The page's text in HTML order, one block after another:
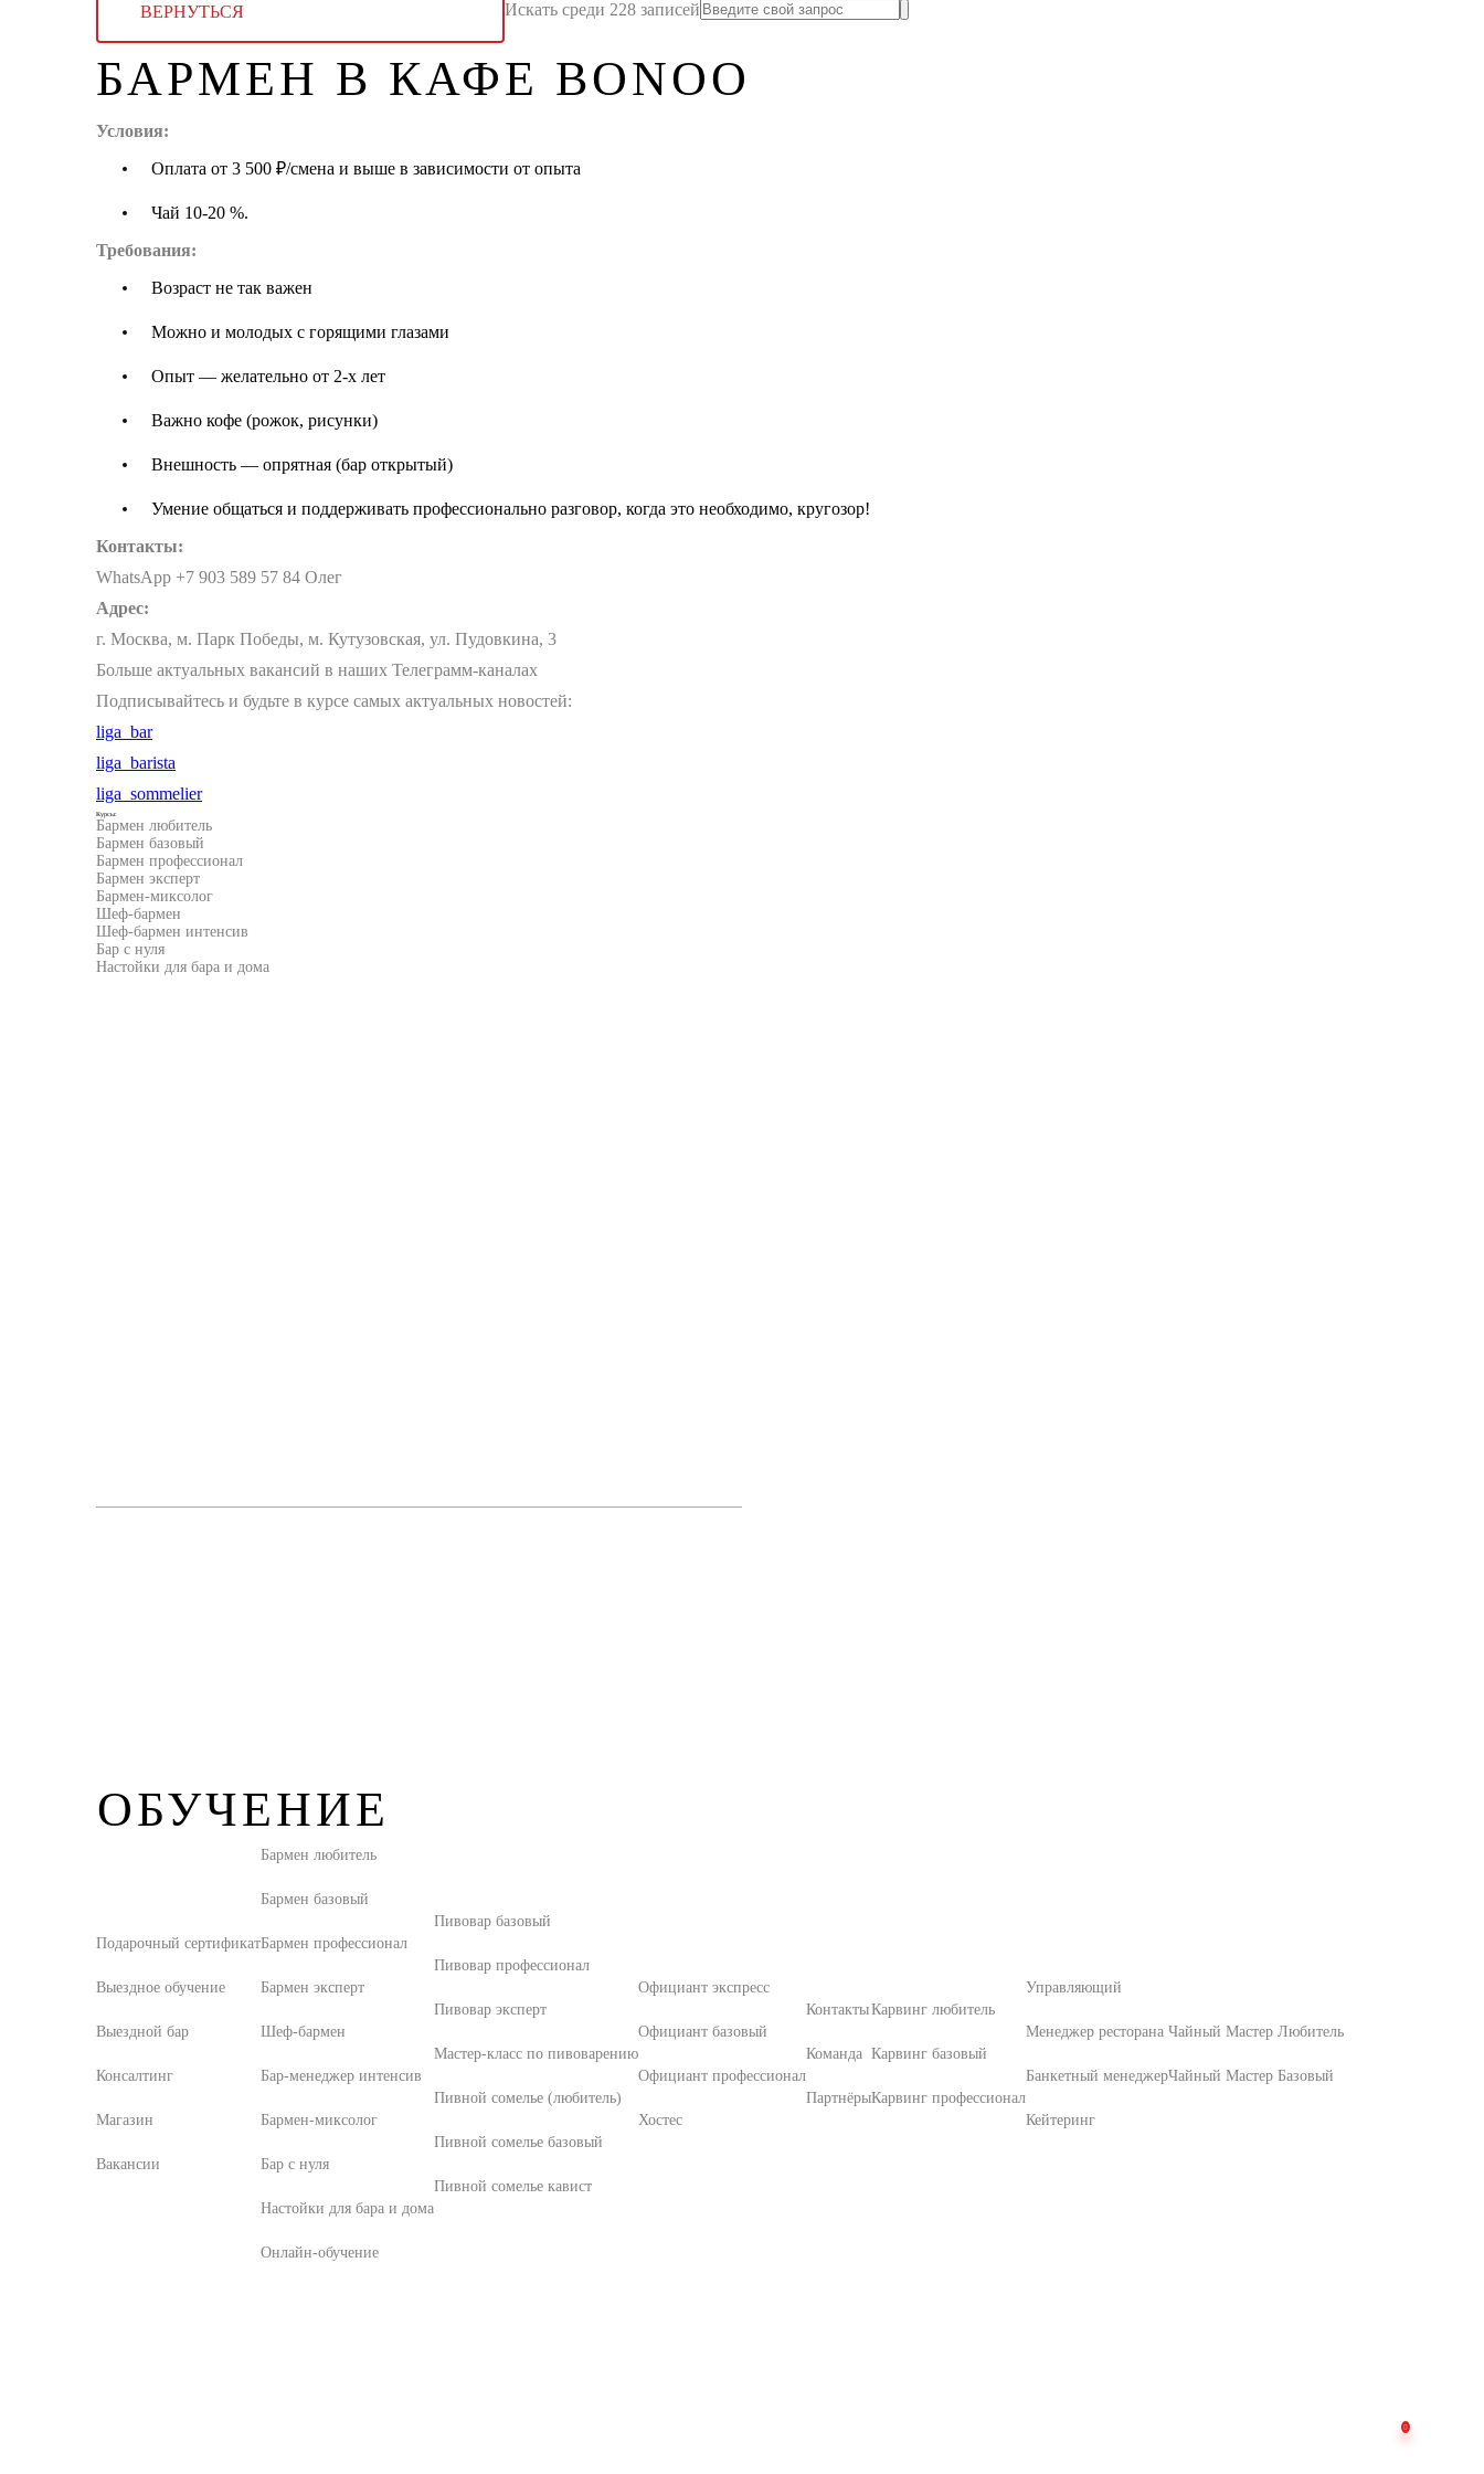
ВЕРНУТЬСЯ Искать среди 228 записей
БАРМЕН В КАФЕ BONOO
Условия:
Оплата от 3 500 ₽/смена и выше в зависимости от опыта
Чай 10-20 %.
Требования:
Возраст не так важен
Можно и молодых с горящими глазами
Опыт — желательно от 2-х лет
Важно кофе (рожок, рисунки)
Внешность — опрятная (бар открытый)
Умение общаться и поддерживать профессионально разговор, когда это необходимо, кругозор!
Контакты:
WhatsApp +7 903 589 57 84 Олег
Адрес:
г. Москва, м. Парк Победы, м. Кутузовская, ул. Пудовкина, 3
Больше актуальных вакансий в наших Телеграмм-каналах
Подписывайтесь и будьте в курсе самых актуальных новостей:
liga_bar
liga_barista
liga_sommelier
Курсы:
Бармен любитель
Бармен базовый
Бармен профессионал
Бармен эксперт
Бармен-миксолог
Шеф-бармен
Шеф-бармен интенсив
Бар с нуля
Настойки для бара и дома
ОБУЧЕНИЕ
Подарочный сертификат
Выездное обучение
Выездной бар
Консалтинг
Магазин
Вакансии
Бармен любитель
Бармен базовый
Бармен профессионал
Бармен эксперт
Шеф-бармен
Бар-менеджер интенсив
Бармен-миксолог
Бар с нуля
Настойки для бара и дома
Онлайн-обучение
Пивовар базовый
Пивовар профессионал
Пивовар эксперт
Мастер-класс по пивоварению
Пивной сомелье (любитель)
Пивной сомелье базовый
Пивной сомелье кавист
Официант экспресс
Официант базовый
Официант профессионал
Хостес
Контакты
Команда
Партнёры
Карвинг любитель
Карвинг базовый
Карвинг профессионал
Управляющий
Менеджер ресторана
Банкетный менеджер
Кейтеринг
Чайный Мастер Любитель
Чайный Мастер Базовый